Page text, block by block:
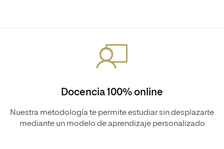
Docencia 100% online
Nuestra metodología te permite estudiar sin desplazarte
mediante un modelo de aprendizaje personalizado